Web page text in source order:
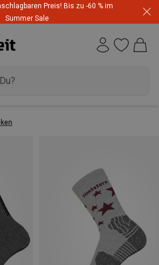
Preis! Bis zu -60 % im
Summer Sale